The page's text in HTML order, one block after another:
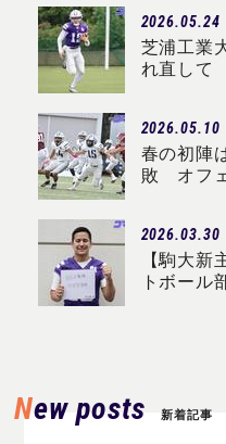
2026.05.24
芝浦工業
れ直して
2026.05.10
春の初陣
敗 オフ
2026.03.30
【駒大新
トボール
New posts 新着記事